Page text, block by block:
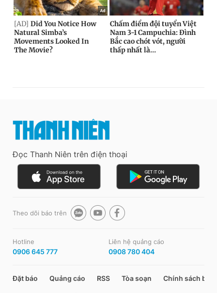
Đọc Thanh Niên trên điện thoại
Theo dõi báo trên
Hotline
0906 645 777
Liên hệ quảng cáo
0908 780 404
Đặt báo Quảng cáo RSS Tòa soạn Chính sách bảo